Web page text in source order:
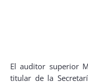
El auditor superior
titular de la